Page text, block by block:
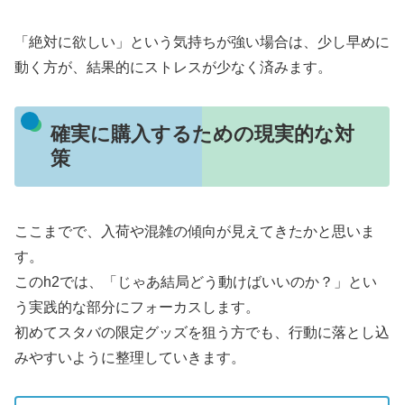
「絶対に欲しい」という気持ちが強い場合は、少し早めに
動く方が、結果的にストレスが少なく済みます。
確実に購入するための現実的な対
策
ここまでで、入荷や混雑の傾向が見えてきたかと思いま
す。
このh2では、「じゃあ結局どう動けばいいのか？」とい
う実践的な部分にフォーカスします。
初めてスタバの限定グッズを狙う方でも、行動に落とし込
みやすいように整理していきます。